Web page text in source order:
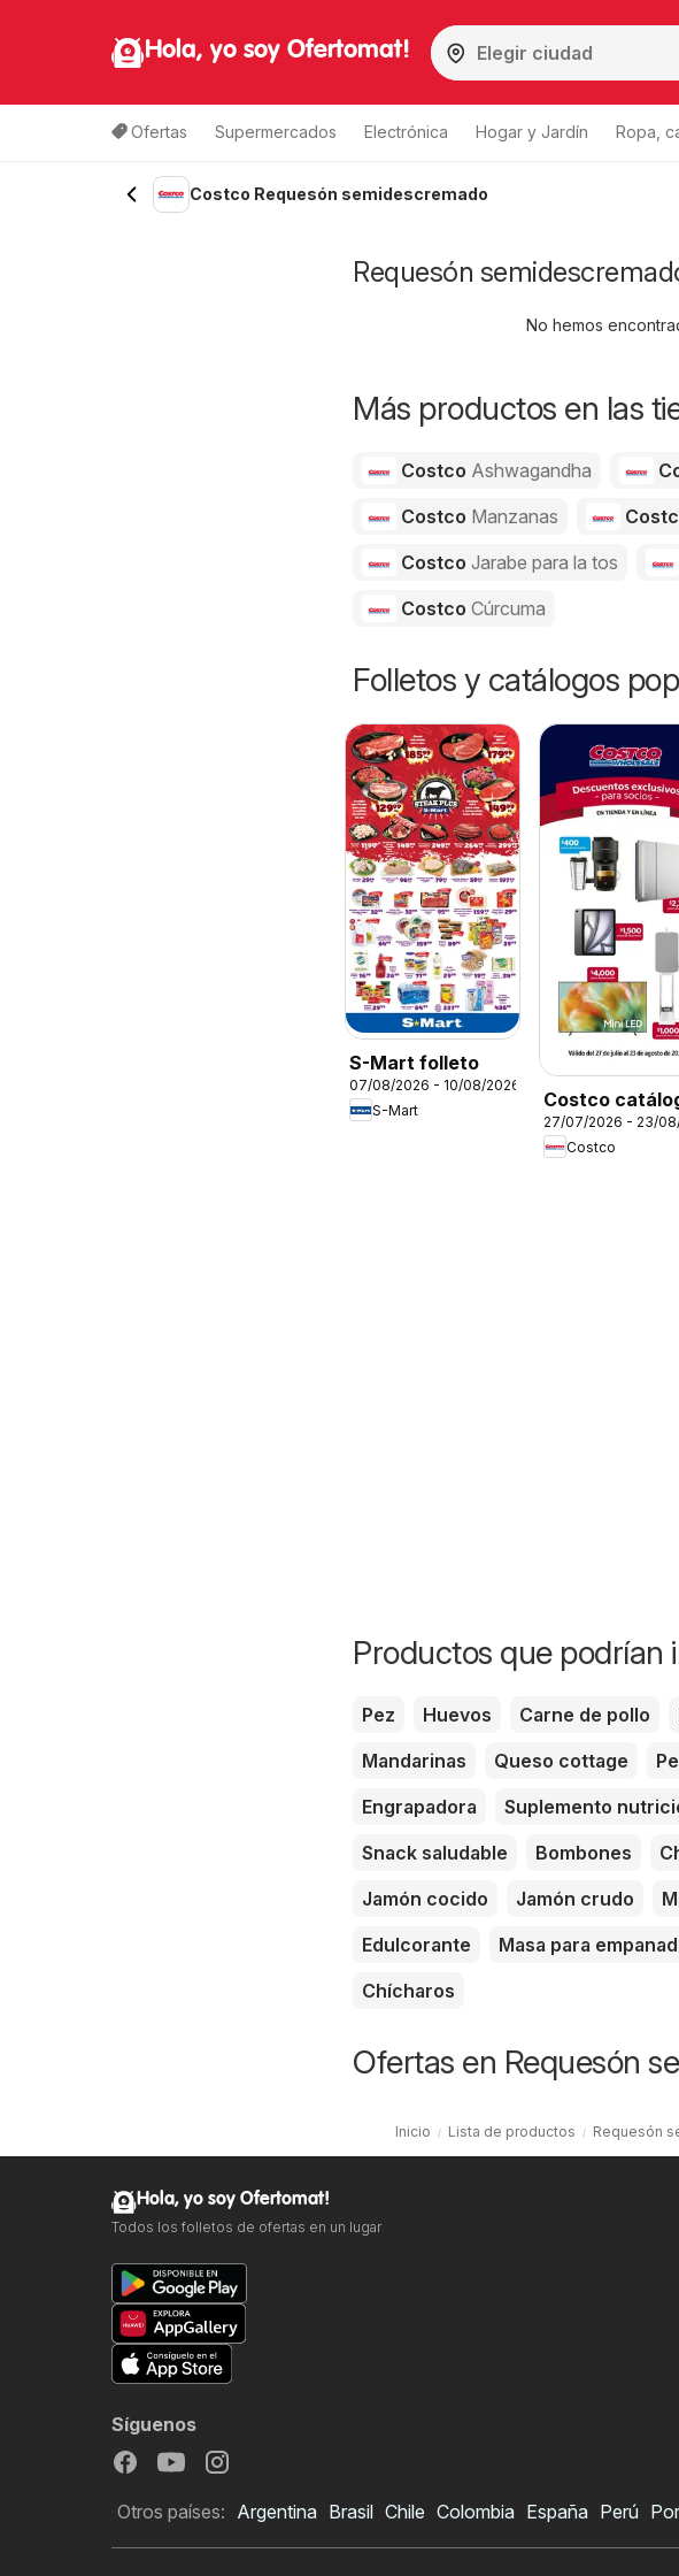
Hola, yo soy Ofertomat!
Ofertas Supermercados Electrónica Hogar y Jardín Ropa,
Costco Requesón semidescremado
Requesón
No hemos
Más productos en las
Costco Ashwagandha
Costco Manzanas
Costco Jarabe para la tos
Costco Cúrcuma
Folletos y catálogos
S-Mart folleto
07/08/2026 - 10/08/2026
S-Mart
Costco
27/07/2026 - 23/
Costco
Productos que podrían
Pez Huevos Carne de pollo
Mandarinas
Queso cottage
Engrapadora
Suplemento
Snack saludable
Bombones
Jamón cocido
Jamón crudo
Edulcorante
Masa para
Chícharos
Ofertas en Requesón
Inicio Lista de productos Requesón
Hola, yo soy Ofertomat!
Todos los folletos de ofertas en un lugar
Síguenos
Otros países: Argentina Brasil Chile Colombia España Perú